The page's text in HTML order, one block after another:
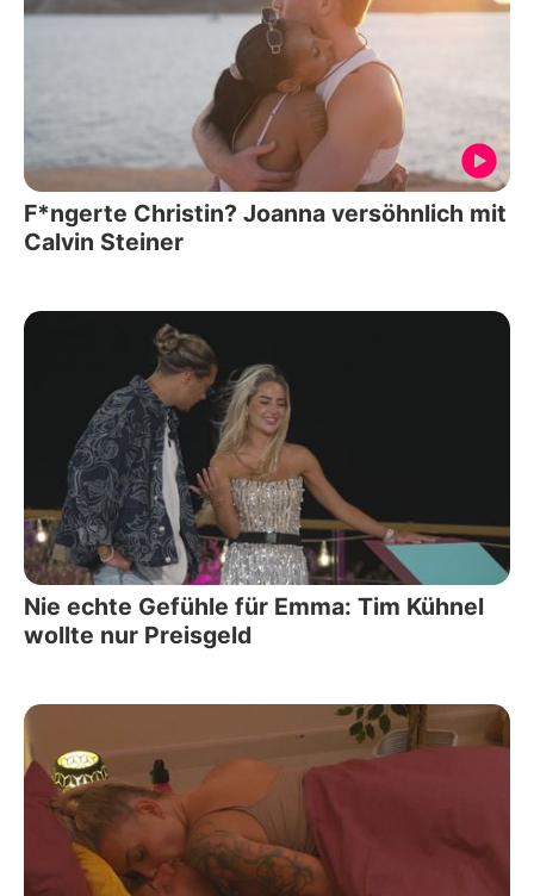
F*ngerte Christin? Joanna versöhnlich mit
Calvin Steiner
Nie echte Gefühle für Emma: Tim Kühnel
wollte nur Preisgeld